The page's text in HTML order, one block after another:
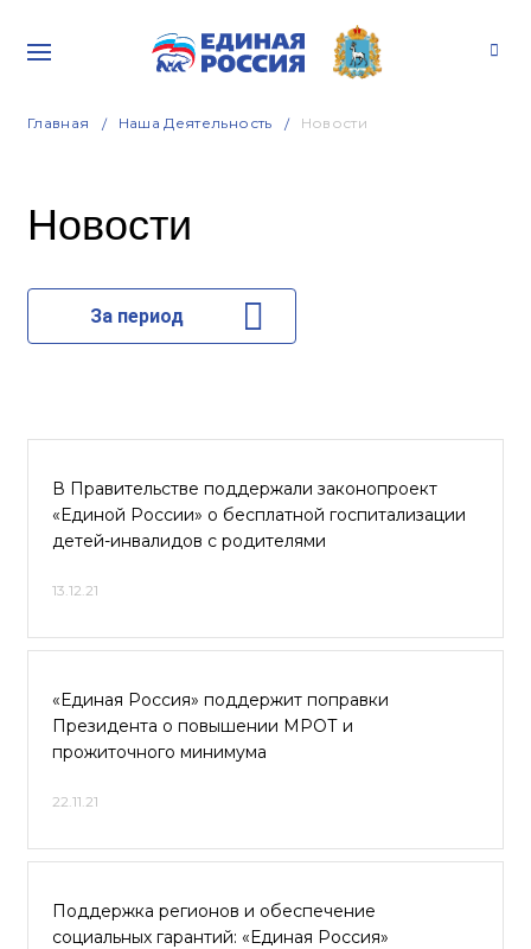
Главная Наша Деятельность Новости
Новости
За период
В Правительстве поддержали законопроект
«Единой России» о бесплатной госпитализации
детей-инвалидов с родителями
13.12.21
«Единая Россия» поддержит поправки
Президента о повышении МРОТ и
прожиточного минимума
22.11.21
Поддержка регионов и обеспечение
социальных гарантий: «Единая Россия»